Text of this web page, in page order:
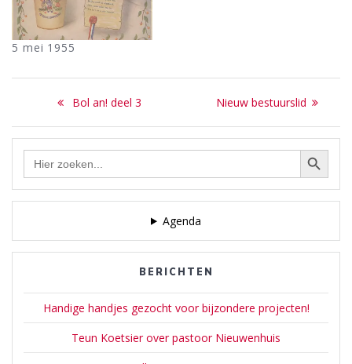
5 mei 1955
Bericht
navigatie
Previous
Bol an! deel 3
Next
Nieuw bestuurslid
Zoek Zoekknop
Agenda
BERICHTEN
Handige handjes gezocht voor bijzondere projecten!
Teun Koetsier over pastoor Nieuwenhuis